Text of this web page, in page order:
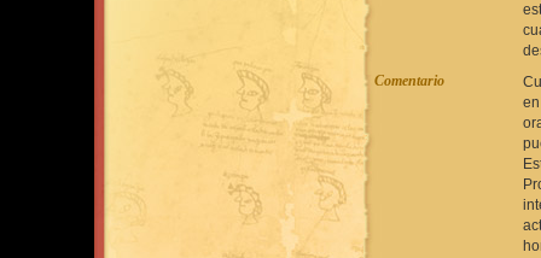
Comentario